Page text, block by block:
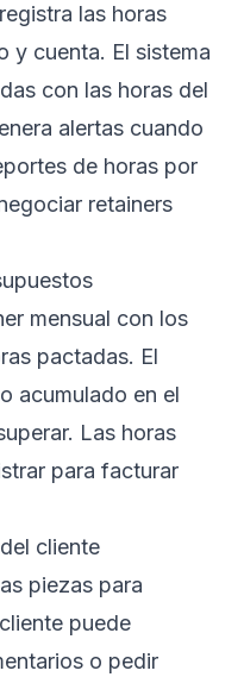
las horas
y cuenta. El sistema
con las horas del
alertas cuando
de horas por
retainers
mensual con los
pactadas. El
acumulado en el
Las horas
para facturar
cliente
piezas para
puede
o pedir